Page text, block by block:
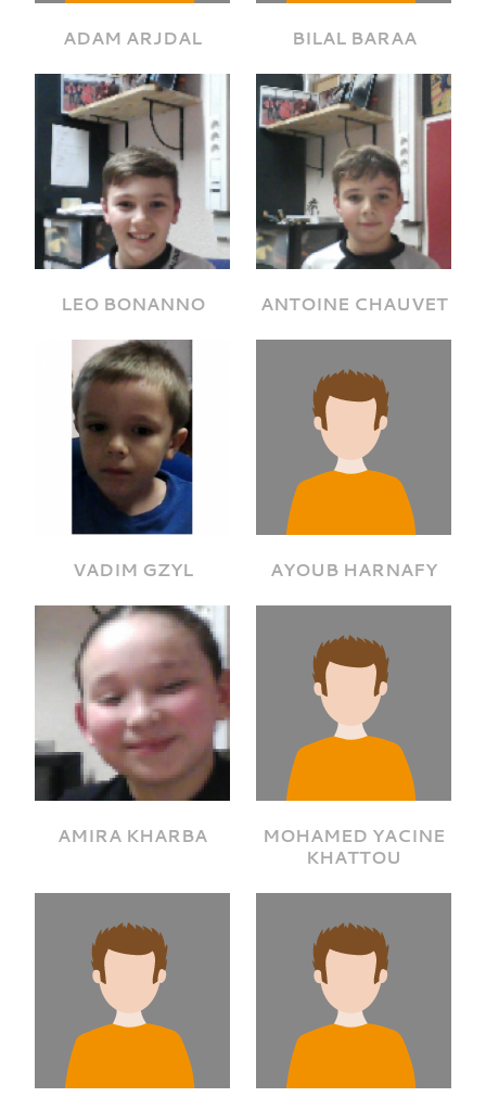
ADAM ARJDAL BILAL BARAA
LEO BONANNO ANTOINE CHAUVET
VADIM GZYL AYOUB HARNAFY
AMIRA KHARBA
MOHAMED YACINE
KHATTOU